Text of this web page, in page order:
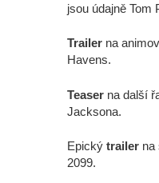
jsou údajně Tom
Trailer na
Havens.
Teaser na další
Jacksona.
Epický trailer na
2099.